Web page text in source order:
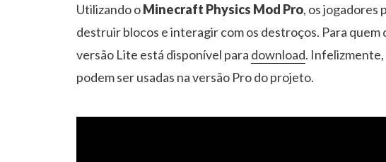
Utilizando oMinecraft Physics Mod Pro, os jogadores
destruir blocos e interagir com os destroços. Para quem
versão Lite está disponível para download. Infelizmente,
podem ser usadas na versão Pro do projeto.